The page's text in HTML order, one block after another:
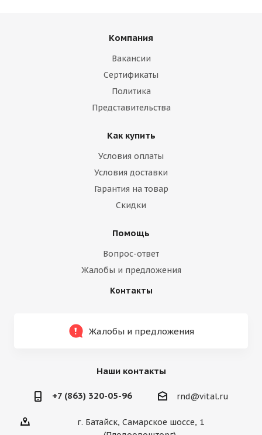
Компания
Вакансии
Сертификаты
Политика
Представительства
Как купить
Условия оплаты
Условия доставки
Гарантия на товар
Скидки
Помощь
Вопрос-ответ
Жалобы и предложения
Контакты
Жалобы и предложения
Наши контакты
+7 (863) 320-05-96 rnd@vital.ru
г. Батайск, Самарское шоссе, 1